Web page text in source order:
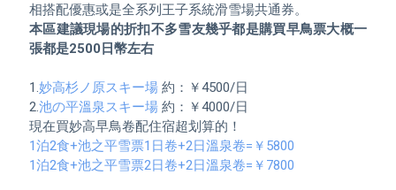
本區建議現場的折扣不多雪友幾乎都是購買早鳥票大概一
張都是2500日幣左右
1.妙高杉ノ原スキー場 約：￥4500/日
2.池の平溫泉スキー場 約：￥4000/日
現在買妙高早鳥卷配住宿超划算的！
1泊2食+池之平雪票1日卷+2日溫泉卷=￥5800
1泊2食+池之平雪票2日卷+2日溫泉卷=￥7800